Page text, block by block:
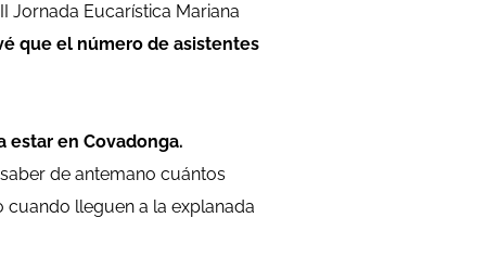
Jornada Eucarística Mariana
que el número de asistentes
estar en Covadonga.
de antemano cuántos
lleguen a la explanada